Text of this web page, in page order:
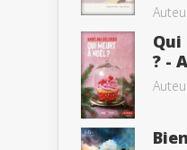
? -